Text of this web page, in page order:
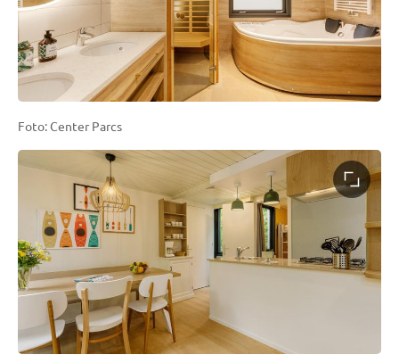
Foto: Center Parcs